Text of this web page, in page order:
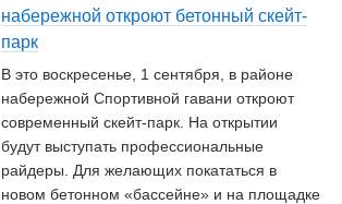
набережной откроют бетонный скейт-
парк
В это воскресенье, 1 сентября, в районе
набережной Спортивной гавани откроют
современный скейт-парк. На открытии
будут выступать профессиональные
райдеры. Для желающих покататься в
новом бетонном «бассейне» и на площадке